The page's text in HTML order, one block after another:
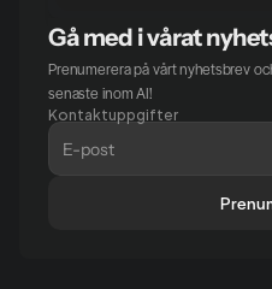
Gå med i vårat
Prenumerera på vårt nyhetsbrev
senaste inom AI!
Kontaktuppgifter